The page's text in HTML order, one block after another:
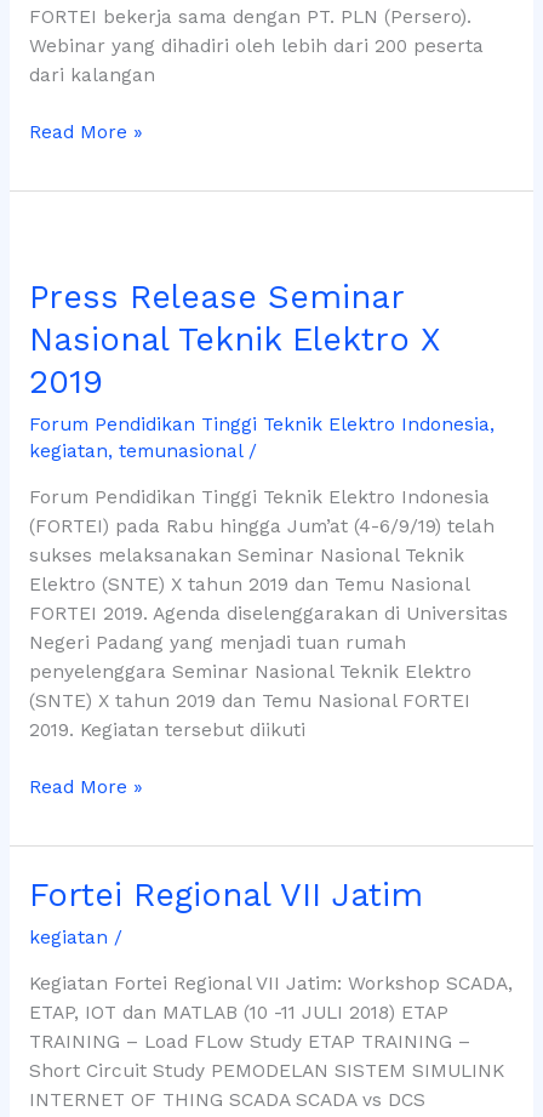
FORTEI bekerja sama dengan PT. PLN (Persero).
Webinar yang dihadiri oleh lebih dari 200 peserta
dari kalangan
Read More »
Press Release Seminar
Nasional Teknik Elektro X
2019
Forum Pendidikan Tinggi Teknik Elektro Indonesia,
kegiatan, temunasional/
Forum Pendidikan Tinggi Teknik Elektro Indonesia
(FORTEI) pada Rabu hingga Jum’at (4-6/9/19) telah
sukses melaksanakan Seminar Nasional Teknik
Elektro (SNTE) X tahun 2019 dan Temu Nasional
FORTEI 2019. Agenda diselenggarakan di Universitas
Negeri Padang yang menjadi tuan rumah
penyelenggara Seminar Nasional Teknik Elektro
(SNTE) X tahun 2019 dan Temu Nasional FORTEI
2019. Kegiatan tersebut diikuti
Seminar
Teknik
Elektro
2019
Read More »
Fortei Regional VII Jatim
kegiatan /
Kegiatan Fortei Regional VII Jatim: Workshop SCADA,
ETAP, IOT dan MATLAB (10 -11 JULI 2018) ETAP
TRAINING – Load FLow Study ETAP TRAINING –
Short Circuit Study PEMODELAN SISTEM SIMULINK
INTERNET OF THING SCADA SCADA vs DCS
Fortei
VII
Jatim